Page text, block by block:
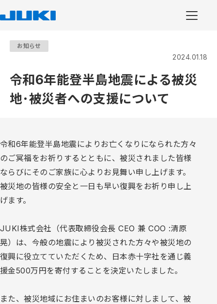
お知らせ
2024.01.18
令和6年能登半島地震による被災
地･被災者への支援について
令和6年能登半島地震によりお亡くなりになられた方々
のご冥福をお祈りするとともに、被災されました皆様
ならびにそのご家族に心よりお見舞い申し上げます。
被災地の皆様の安全と一日も早い復興をお祈り申し上
げます。
JUKI株式会社（代表取締役会長 CEO 兼 COO :清原
晃）は、今般の地震により被災された方々や被災地の
復興に役立てていただくため、日本赤十字社を通じ義
援金500万円を寄付することを決定いたしました。
また、被災地域にお住まいのお客様に対しまして、被